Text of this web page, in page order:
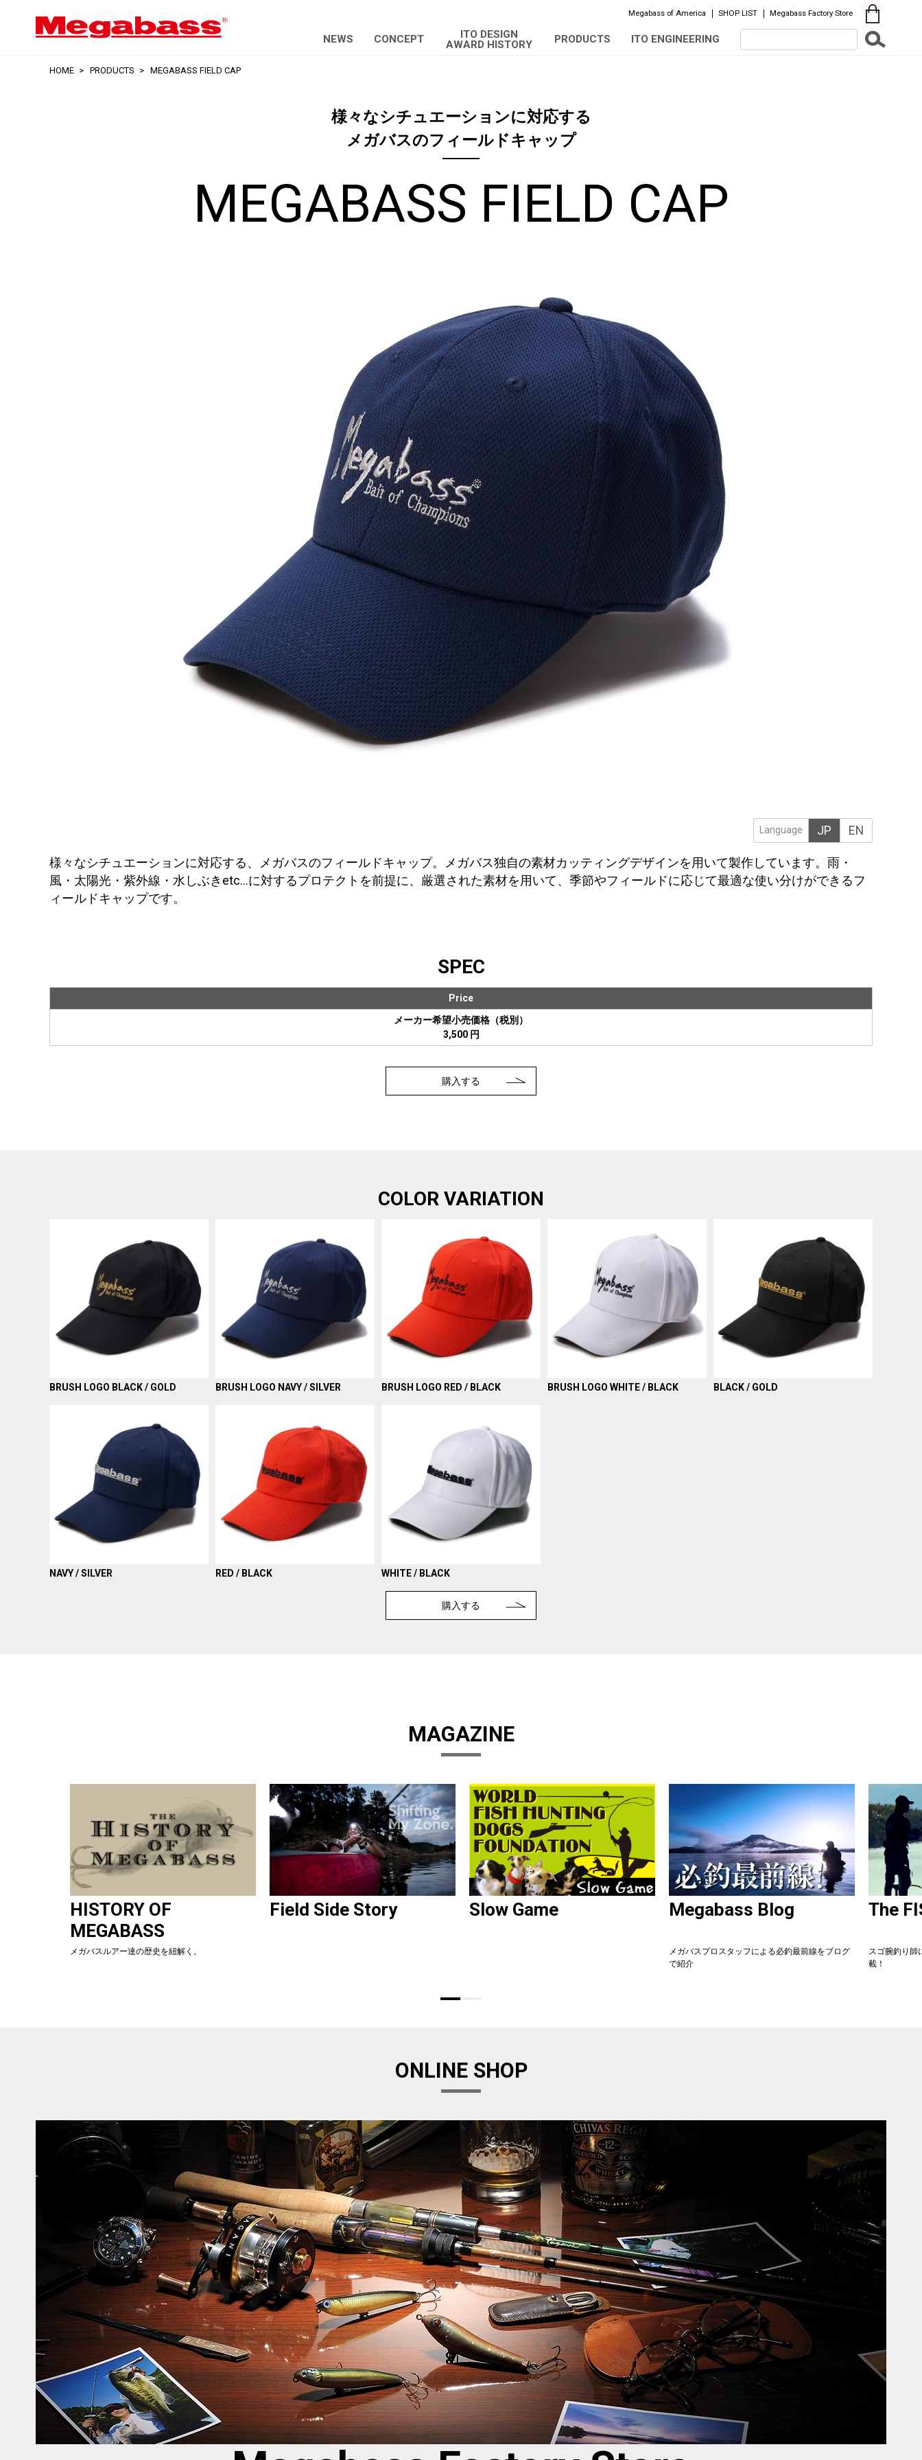
Megabass of America SHOP LIST Megabass Factory Store
NEWS CONCEPT
ITO DESIGN
AWARD HISTORY
PRODUCTS ITO ENGINEERING
HOME PRODUCTS MEGABASS FIELD CAP
様々なシチュエーションに対応する
メガバスのフィールドキャップ
MEGABASS FIELD CAP
Language JP EN
様々なシチュエーションに対応する、メガバスのフィールドキャップ。メガバス独自の素材カッティングデザインを用いて製作しています。雨・
風・太陽光・紫外線・水しぶきetc...に対するプロテクトを前提に、厳選された素材を用いて、季節やフィールドに応じて最適な使い分けができるフ
ィールドキャップです。
SPEC
Price
メーカー希望小売価格（税別）
3,500 円
購入する
COLOR VARIATION
BRUSH LOGO BLACK / GOLD BRUSH LOGO NAVY / SILVER BRUSH LOGO RED / BLACK BRUSH LOGO WHITE / BLACK BLACK / GOLD
NAVY / SILVER RED / BLACK WHITE / BLACK
購入する
MAGAZINE
HISTORY OF
MEGABASS
メガバスルアー達の歴史を紐解く。
Field Side Story Slow Game Megabass Blog
メガバスプロスタッフによる必釣最前線をブログ
で紹介
The
スゴ腕釣り師
載！
ONLINE SHOP